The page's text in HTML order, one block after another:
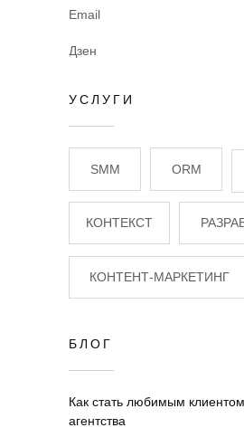
Email
Дзен
УСЛУГИ
SMM ORM
КОНТЕКСТ
КОНТЕНТ-МАРКЕТИНГ
БЛОГ
Как стать любимым
агентства